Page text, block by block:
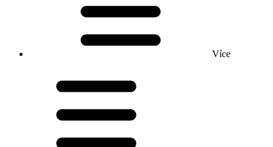
Více